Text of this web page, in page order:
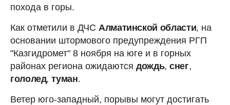
похода в горы.
Как отметили в ДЧС Алматинской области, на
основании штормового предупреждения РГП
"Казгидромет" 8 ноября на юге и в горных
районах региона ожидаются дождь,снег,
гололед,туман.
Ветер юго-западный, порывы могут достигать